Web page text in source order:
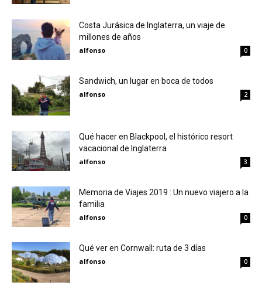
Costa Jurásica de Inglaterra, un viaje de
millones de años
alfonso 0
Sandwich, un lugar en boca de todos
alfonso 2
Qué hacer en Blackpool, el histórico resort
vacacional de Inglaterra
alfonso 3
Memoria de Viajes 2019 : Un nuevo viajero a la
familia
alfonso 0
Qué ver en Cornwall: ruta de 3 días
alfonso 0